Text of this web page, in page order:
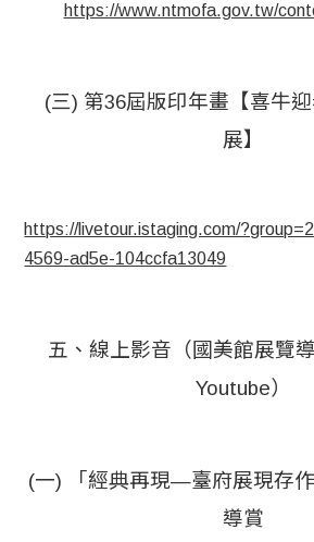
https://www.ntmofa.gov.tw/
(三) 第36屆版印年畫【喜牛
展】
https://livetour.istaging.com/
4569-ad5e-104ccfa13049
五、線上影音（國美館展覽
Youtube）
(一) 「經典再現—臺府展現存
導賞